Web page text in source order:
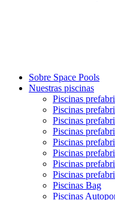
Sobre Space Pools
Nuestras piscinas
Piscinas
Piscinas
Piscinas
Piscinas
Piscinas
Piscinas
Piscinas
Piscinas
Piscinas Bag
Piscinas